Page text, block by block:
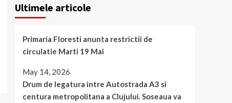
Ultimele articole
Primaria Floresti anunta restrictii de
circulatie Marti 19 Mai
May 14, 2026
Drum de legatura intre Autostrada A3 si
centura metropolitana a Clujului. Soseaua va